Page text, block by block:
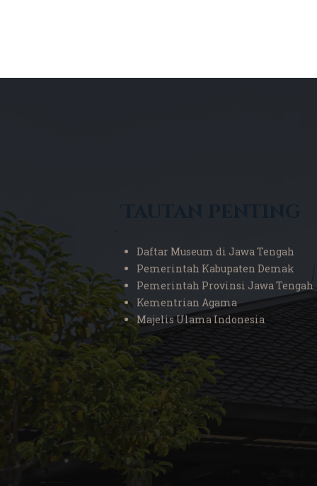
Daftar Museum di Jawa Tengah
Pemerintah Kabupaten Demak
Pemerintah Provinsi Jawa Tengah
Kementrian Agama
Majelis Ulama Indonesia